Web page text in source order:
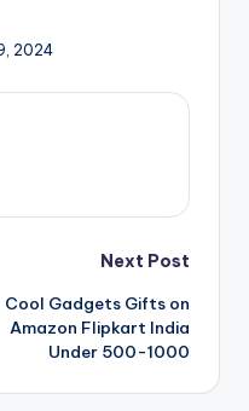
2024
Next Post
Cool Gadgets Gifts on
Amazon Flipkart India
Under 500-1000